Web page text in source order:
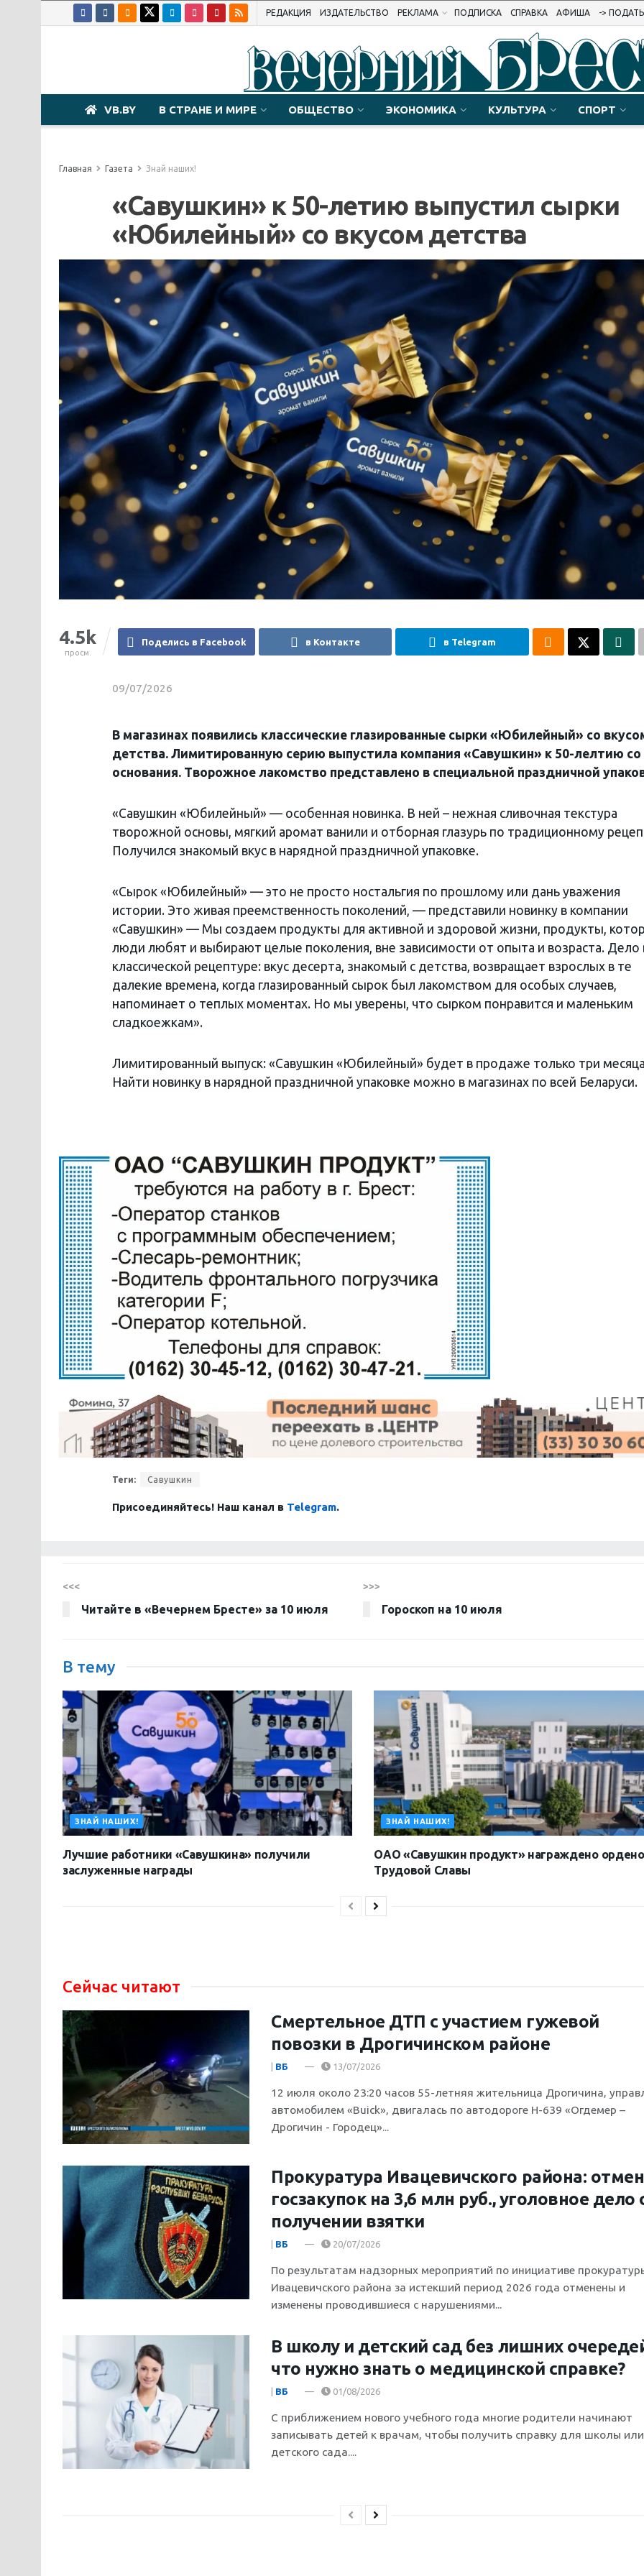
РЕДАКЦИЯ ИЗДАТЕЛЬСТВО РЕКЛАМА ПОДПИСКА СПРАВКА АФИША ->
VB.BY В СТРАНЕ И МИРЕ ОБЩЕСТВО ЭКОНОМИКА КУЛЬТУРА СПОРТ
Главная Газета Знай наших!
«Савушкин» к 50-летию выпустил сырки
«Юбилейный» со вкусом детства
4.5k
просм.
Поделись в Facebook в Контакте в Telegram
09/07/2026
В магазинах появились классические глазированные сырки «Юбилейный» со
детства. Лимитированную серию выпустила компания «Савушкин» к 50-лелтию со
основания. Творожное лакомство представлено в специальной праздничной
«Савушкин «Юбилейный» — особенная новинка. В ней – нежная сливочная текстура
творожной основы, мягкий аромат ванили и отборная глазурь по традиционному
Получился знакомый вкус в нарядной праздничной упаковке.
«Сырок «Юбилейный» — это не просто ностальгия по прошлому или дань уважения
истории. Это живая преемственность поколений, — представили новинку в компании
«Савушкин» — Мы создаем продукты для активной и здоровой жизни, продукты,
люди любят и выбирают целые поколения, вне зависимости от опыта и возраста. Дело
классической рецептуре: вкус десерта, знакомый с детства, возвращает взрослых в те
далекие времена, когда глазированный сырок был лакомством для особых случаев,
напоминает о теплых моментах. Но мы уверены, что сырком понравится и маленьким
сладкоежкам».
Лимитированный выпуск: «Савушкин «Юбилейный» будет в продаже только три
Найти новинку в нарядной праздничной упаковке можно в магазинах по всей Беларуси.
Теги: Савушкин
Присоединяйтесь! Наш канал в Telegram.
<<<
Читайте в «Вечернем Бресте» за 10 июля
>>>
Гороскоп на 10 июля
В тему
ЗНАЙ НАШИХ!
Лучшие работники «Савушкина» получили
заслуженные награды
ЗНАЙ НАШИХ!
ОАО «Савушкин продукт» награждено
Трудовой Славы
Сейчас читают
Смертельное ДТП с участием гужевой
повозки в Дрогичинском районе
| ВБ 13/07/2026
12 июля около 23:20 часов 55-летняя жительница Дрогичина,
автомобилем «Buick», двигалась по автодороге Н-639 «Огдемер –
Дрогичин - Городец»...
Прокуратура Ивацевичского района:
госзакупок на 3,6 млн руб., уголовное дело
получении взятки
| ВБ 20/07/2026
По результатам надзорных мероприятий по инициативе
Ивацевичского района за истекший период 2026 года отменены и
изменены проводившиеся с нарушениями...
В школу и детский сад без лишних
что нужно знать о медицинской справке?
| ВБ 01/08/2026
С приближением нового учебного года многие родители начинают
записывать детей к врачам, чтобы получить справку для школы или
детского сада....